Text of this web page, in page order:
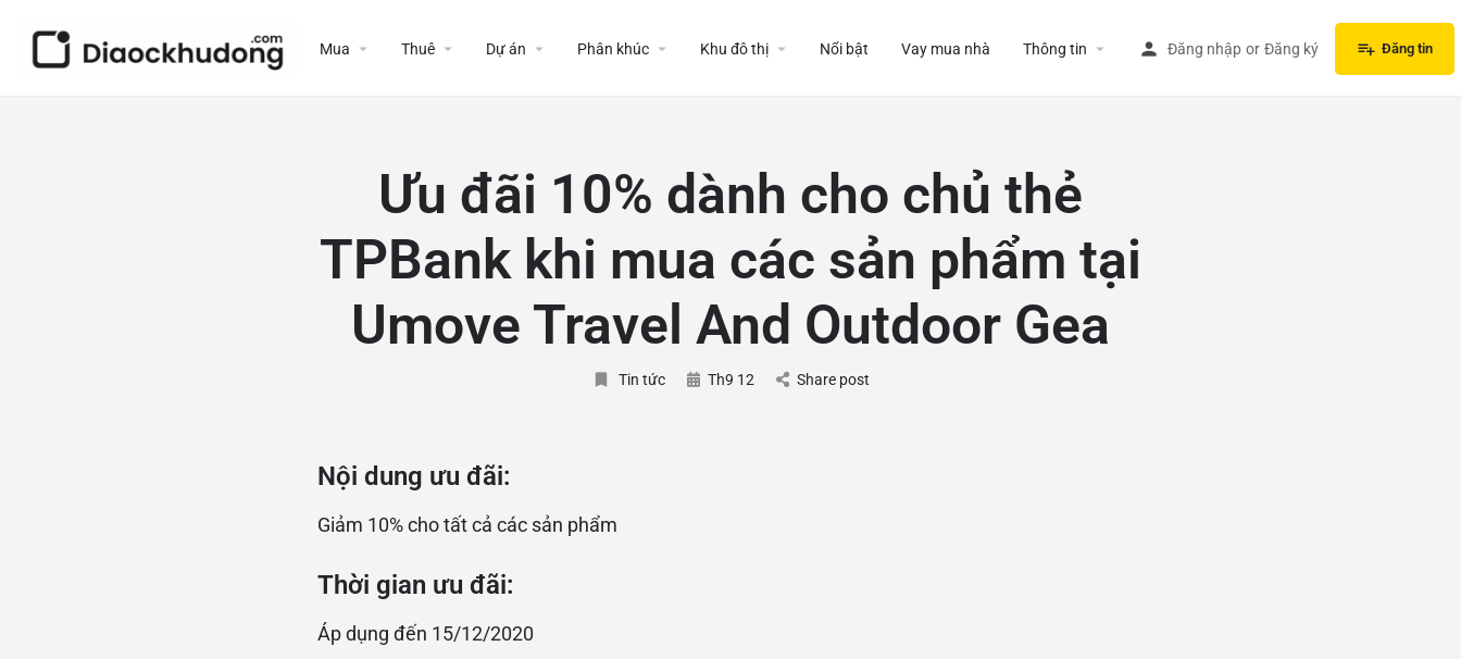
Mua Thuê Dự án Phân khúc Khu đô thị Nổi bật Vay mua nhà Thông tin Đăng nhập or Đăng ký Đăng tin
Ưu đãi 10% dành cho chủ thẻ
TPBank khi mua các sản phẩm tại
Umove Travel And Outdoor Gea
Tin tức Th9 12 Share post
Nội dung ưu đãi:
Giảm 10% cho tất cả các sản phẩm
Thời gian ưu đãi:
Áp dụng đến 15/12/2020